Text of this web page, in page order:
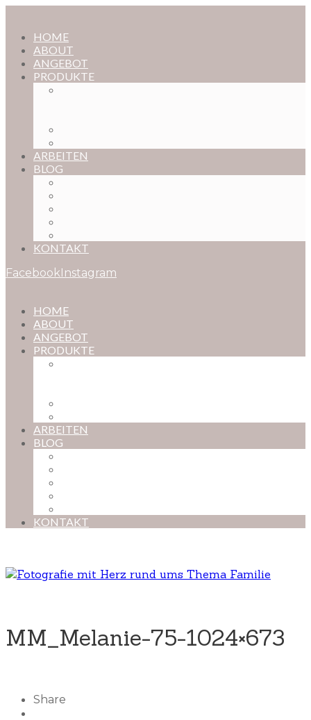
HOME
ABOUT
ANGEBOT
PRODUKTE
ARBEITEN
BLOG
KONTAKT
FacebookInstagram
HOME
ABOUT
ANGEBOT
PRODUKTE
ARBEITEN
BLOG
KONTAKT
MM_Melanie-75-1024×673
Share